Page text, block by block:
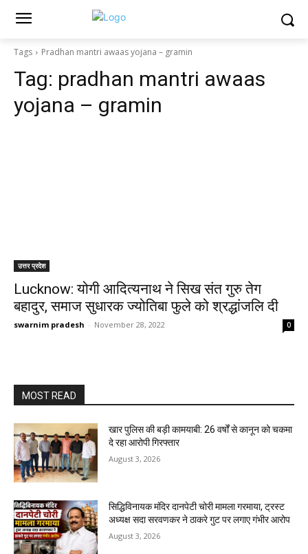
Tags Pradhan mantri awaas yojana – gramin
Tag: pradhan mantri awaas
yojana – gramin
उत्तर प्रदेश
Lucknow: योगी आदित्यनाथ ने सिख संत गुरु तेग
बहादुर, समाज सुधारक ज्योतिबा फुले को श्रद्धांजलि दी
swarnim pradesh - November 28, 2022 0
MOST READ
खार पुलिस की बड़ी कामयाबी: 26 वर्षों से कानून को चकमा
दे रहा आरोपी गिरफ्तार
August 3, 2026
सिद्धिविनायक मंदिर दानपेटी चोरी मामला गरमाया, ट्रस्ट
अध्यक्ष सदा सरवणकर ने ठाकरे गुट पर लगाए गंभीर आरोप
August 3, 2026